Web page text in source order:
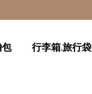
行李箱.旅行袋